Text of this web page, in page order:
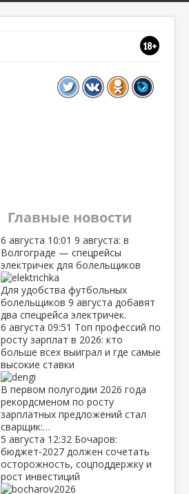
Главные новости
6 августа 10:01 9 августа: в
Волгограде — спецрейсы
электричек для болельщиков
Для удобства футбольных
болельщиков 9 августа добавят
два спецрейса электричек.
6 августа 09:51 Топ профессий по
росту зарплат в 2026: кто
больше всех выиграл и где самые
высокие ставки
В первом полугодии 2026 года
рекордсменом по росту
зарплатных предложений стал
сварщик:…
5 августа 12:32 Бочаров:
бюджет‑2027 должен сочетать
осторожность, соцподдержку и
рост инвестиций